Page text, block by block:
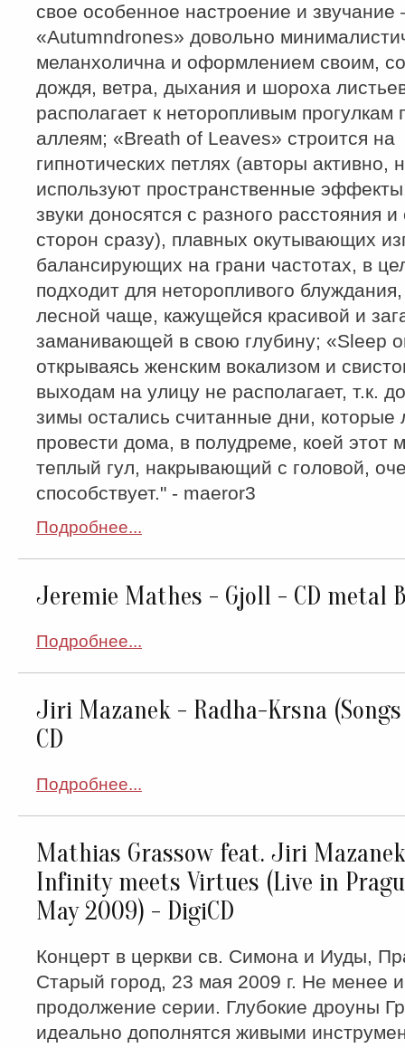
свое особенное настроение и звучание
«Autumndrones» довольно
меланхолична и оформлением своим,
дождя, ветра, дыхания и шороха
располагает к неторопливым прогулкам
аллеям; «Breath of Leaves» строится на
гипнотических петлях (авторы активно,
используют пространственные
звуки доносятся с разного расстояния и
сторон сразу), плавных окутывающих
балансирующих на грани частотах, в
подходит для неторопливого
лесной чаще, кажущейся красивой и
заманивающей в свою глубину; «Sleep
открываясь женским вокализом и
выходам на улицу не располагает, т.к.
зимы остались считанные дни, которые
провести дома, в полудреме, коей этот
теплый гул, накрывающий с головой,
способствует." - maeror3
Подробнее...
Jeremie Mathes - Gjoll - CD metal
Подробнее...
Jiri Mazanek - Radha-Krsna
CD
Подробнее...
Mathias Grassow feat. Jiri
Infinity meets Virtues (Live in
May 2009) - DigiCD
Концерт в церкви св. Симона и Иуды,
Старый город, 23 мая 2009 г. Не менее
продолжение серии. Глубокие дроуны
идеально дополнятся живыми